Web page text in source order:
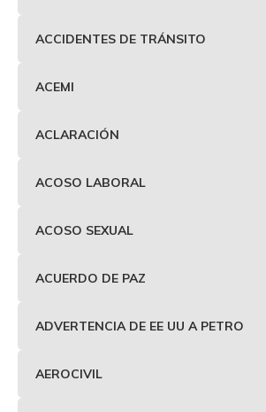
ACCIDENTES DE TRÁNSITO
ACEMI
ACLARACIÓN
ACOSO LABORAL
ACOSO SEXUAL
ACUERDO DE PAZ
ADVERTENCIA DE EE UU A PETRO
AEROCIVIL